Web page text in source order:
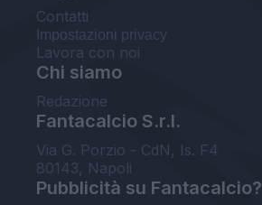
Contatti
Impostazioni privacy
Lavora con noi
Chi siamo
Redazione
Fantacalcio S.r.l.
Via G. Porzio - CdN, Is. F4
80143, Napoli
Pubblicità su Fantacalcio?